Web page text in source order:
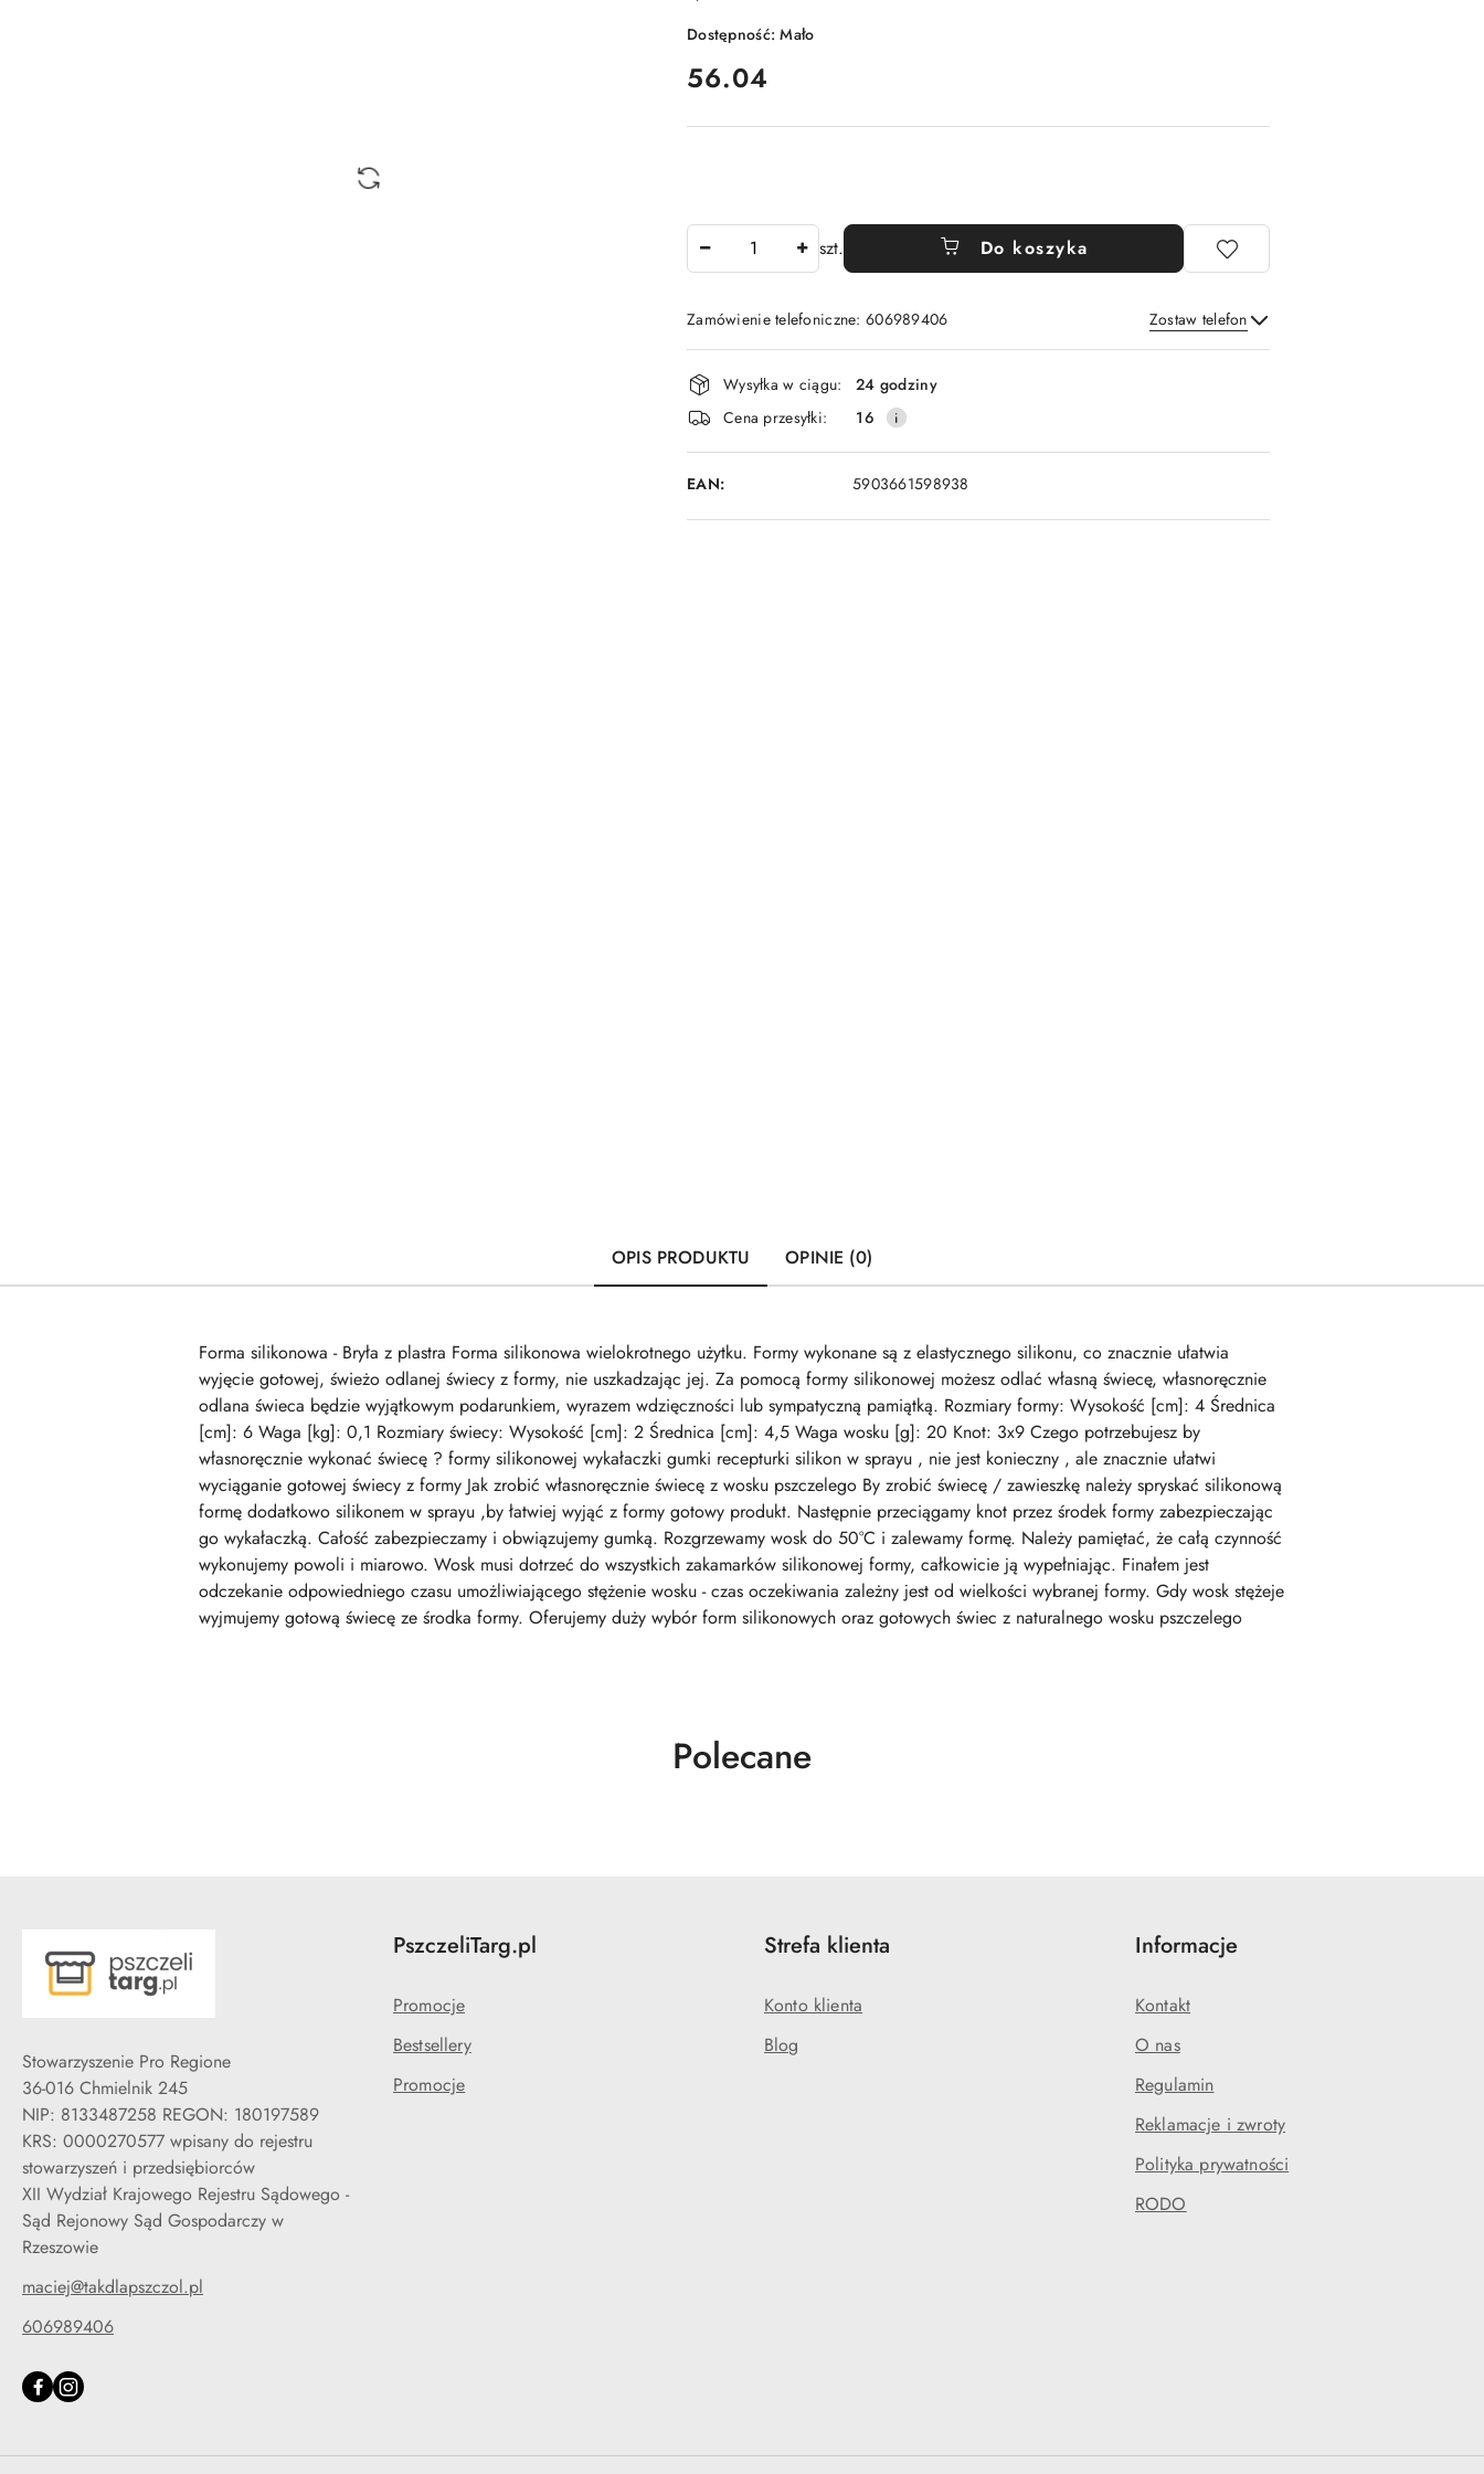
Dostępność:Mało
cena:
56.04
szt. Do koszyka
Zamówienie telefoniczne: 606989406 Zostaw telefon
Wyślij
Dostępność
i
dostawa
Wysyłka w ciągu:
24 godziny
Cena przesyłki:
16
EAN: 5903661598938
OPIS PRODUKTU OPINIE (0)
Forma silikonowa - Bryła z plastra Forma silikonowa wielokrotnego użytku. Formy wykonane są z elastycznego silikonu, co znacznie ułatwia
wyjęcie gotowej, świeżo odlanej świecy z formy, nie uszkadzając jej. Za pomocą formy silikonowej możesz odlać własną świecę, własnoręcznie
odlana świeca będzie wyjątkowym podarunkiem, wyrazem wdzięczności lub sympatyczną pamiątką. Rozmiary formy: Wysokość [cm]: 4 Średnica
[cm]: 6 Waga [kg]: 0,1 Rozmiary świecy: Wysokość [cm]: 2 Średnica [cm]: 4,5 Waga wosku [g]: 20 Knot: 3x9 Czego potrzebujesz by
własnoręcznie wykonać świecę ? formy silikonowej wykałaczki gumki recepturki silikon w sprayu , nie jest konieczny , ale znacznie ułatwi
wyciąganie gotowej świecy z formy Jak zrobić własnoręcznie świecę z wosku pszczelego By zrobić świecę / zawieszkę należy spryskać silikonową
formę dodatkowo silikonem w sprayu ,by łatwiej wyjąć z formy gotowy produkt. Następnie przeciągamy knot przez środek formy zabezpieczając
go wykałaczką. Całość zabezpieczamy i obwiązujemy gumką. Rozgrzewamy wosk do 50°C i zalewamy formę. Należy pamiętać, że całą czynność
wykonujemy powoli i miarowo. Wosk musi dotrzeć do wszystkich zakamarków silikonowej formy, całkowicie ją wypełniając. Finałem jest
odczekanie odpowiedniego czasu umożliwiającego stężenie wosku - czas oczekiwania zależny jest od wielkości wybranej formy. Gdy wosk stężeje
wyjmujemy gotową świecę ze środka formy. Oferujemy duży wybór form silikonowych oraz gotowych świec z naturalnego wosku pszczelego
Produkty
Polecane
Stowarzyszenie Pro Regione
36-016 Chmielnik 245
NIP: 8133487258 REGON: 180197589
KRS: 0000270577 wpisany do rejestru
stowarzyszeń i przedsiębiorców
XII Wydział Krajowego Rejestru Sądowego -
Sąd Rejonowy Sąd Gospodarczy w
Rzeszowie
maciej@takdlapszczol.pl
606989406
PszczeliTarg.pl
Promocje
Bestsellery
Promocje
Strefa klienta
Konto klienta
Blog
Informacje
Kontakt
O nas
Regulamin
Reklamacje i zwroty
Polityka prywatności
RODO